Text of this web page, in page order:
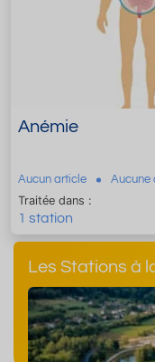
Anémie
Aucun article Aucune
Traitée dans :
1 station
Les Stations à